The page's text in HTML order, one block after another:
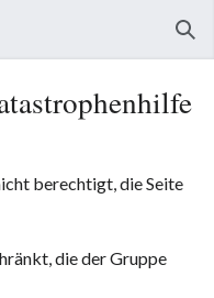
berechtigt, die Seite
die der Gruppe